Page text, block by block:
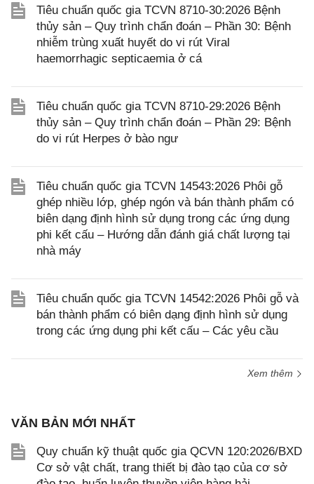
Tiêu chuẩn quốc gia TCVN 8710-30:2026 Bệnh
thủy sản – Quy trình chẩn đoán – Phần 30: Bệnh
nhiễm trùng xuất huyết do vi rút Viral
haemorrhagic septicaemia ở cá
Tiêu chuẩn quốc gia TCVN 8710-29:2026 Bệnh
thủy sản – Quy trình chẩn đoán – Phần 29: Bệnh
do vi rút Herpes ở bào ngư
Tiêu chuẩn quốc gia TCVN 14543:2026 Phôi gỗ
ghép nhiều lớp, ghép ngón và bán thành phẩm có
biên dạng định hình sử dụng trong các ứng dụng
phi kết cấu – Hướng dẫn đánh giá chất lượng tại
nhà máy
Tiêu chuẩn quốc gia TCVN 14542:2026 Phôi gỗ và
bán thành phẩm có biên dạng định hình sử dụng
trong các ứng dụng phi kết cấu – Các yêu cầu
Xem thêm
VĂN BẢN MỚI NHẤT
Quy chuẩn kỹ thuật quốc gia QCVN 120:2026/BXD
Cơ sở vật chất, trang thiết bị đào tạo của cơ sở